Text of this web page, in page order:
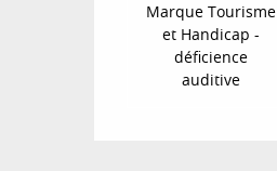
Marque Tourisme
et Handicap -
déficience
auditive